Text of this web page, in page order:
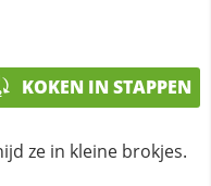
KOKEN IN STAPPEN
ze in kleine brokjes.